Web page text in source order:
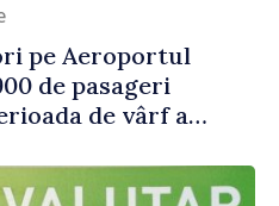
pe Aeroportul
de pasageri
de vârf a